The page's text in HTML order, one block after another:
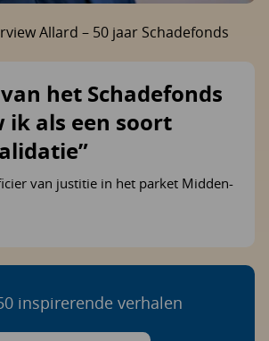
U bent hier:
Allard – 50 jaar Schadefonds
het Schadefonds
ik als een soort
van justitie in het parket Midden-
inspirerende verhalen